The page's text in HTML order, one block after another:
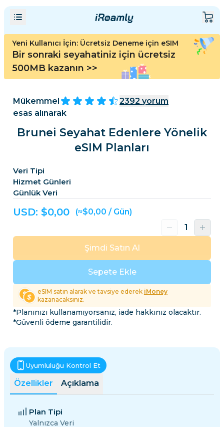
Yeni Kullanıcı İçin: Ücretsiz Deneme için eSIM
Bir sonraki seyahatiniz için ücretsiz
500MB kazanın >>
Mükemmel 2392 yorum
esas alınarak
Brunei Seyahat Edenlere Yönelik
eSIM Planları
Veri Tipi
Hizmet Günleri
Günlük Veri
USD: $0,00 (≈$0,00 / Gün)
Sepete Ekle
Şimdi Satın Al
eSIM satın alarak ve tavsiye ederek iMoney
kazanacaksınız.
*Planınızı kullanamıyorsanız, iade hakkınız olacaktır.
*Güvenli ödeme garantilidir.
Özellikler Açıklama
Uyumluluğu Kontrol Et
Plan Tipi
Yalnızca Veri